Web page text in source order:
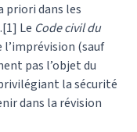
priori dans les
Le Code civil du
l’imprévision (sauf
pas l’objet du
la sécurité
dans la révision